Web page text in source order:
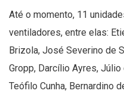
Até o momento, 11
ventiladores, entre elas:
Brizola, José Severino de
Gropp, Darcílio Ayres,
Teófilo Cunha, Bernardino